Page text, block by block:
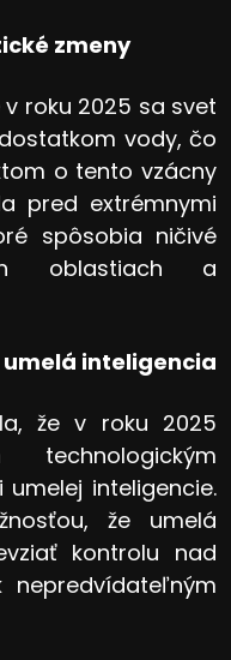
zmeny
roku 2025 sa svet
vody, čo
o tento vzácny
pred extrémnymi
spôsobia ničivé
oblastiach a
inteligencia
že v roku 2025
inteligencie.
že umelá
kontrolu nad